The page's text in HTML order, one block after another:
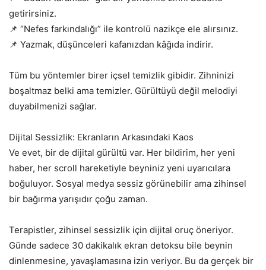
getirirsiniz.
📌 “Nefes farkındalığı” ile kontrolü nazikçe ele alırsınız.
📌 Yazmak, düşünceleri kafanızdan kâğıda indirir.
Tüm bu yöntemler birer içsel temizlik gibidir. Zihninizi
boşaltmaz belki ama temizler. Gürültüyü değil melodiyi
duyabilmenizi sağlar.
Dijital Sessizlik: Ekranların Arkasındaki Kaos
Ve evet, bir de dijital gürültü var. Her bildirim, her yeni
haber, her scroll hareketiyle beyniniz yeni uyarıcılara
boğuluyor. Sosyal medya sessiz görünebilir ama zihinsel
bir bağırma yarışıdır çoğu zaman.
Terapistler, zihinsel sessizlik için dijital oruç öneriyor.
Günde sadece 30 dakikalık ekran detoksu bile beynin
dinlenmesine, yavaşlamasına izin veriyor. Bu da gerçek bir